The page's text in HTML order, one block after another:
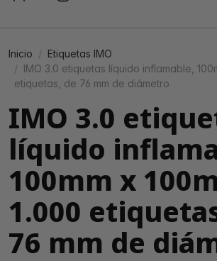
Inicio
Etiquetas IMO
IMO 3.0 etiquetas líquido inflamable,
etiquetas, de 76 mm de diámetro
IMO 3.0
líquido
100mm x
1.000
76 mm de